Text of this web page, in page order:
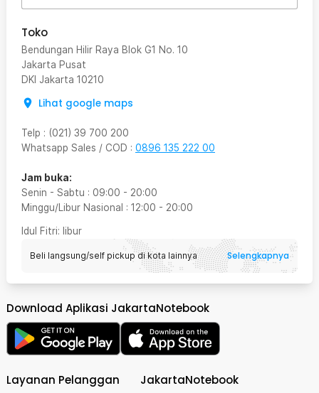
Toko
Bendungan Hilir Raya Blok G1 No. 10
Jakarta Pusat
DKI Jakarta 10210
Lihat google maps
Telp : (021) 39 700 200
Whatsapp Sales / COD : 0896 135 222 00
Jam buka:
Senin - Sabtu : 09:00 - 20:00
Minggu/Libur Nasional : 12:00 - 20:00
Idul Fitri: libur
Beli langsung/self pickup di kota lainnya Selengkapnya
Download Aplikasi JakartaNotebook
Layanan Pelanggan JakartaNotebook